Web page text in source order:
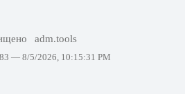
adm.tools
— 8/5/2026, 10:15:31 PM